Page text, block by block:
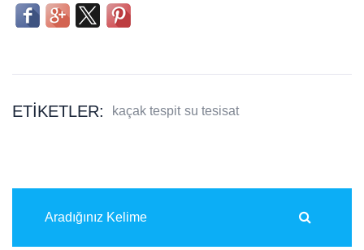
ETIKETLER: kaçak tespit su tesisat